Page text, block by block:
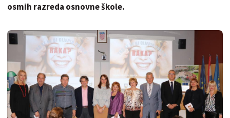
osmih razreda osnovne škole.